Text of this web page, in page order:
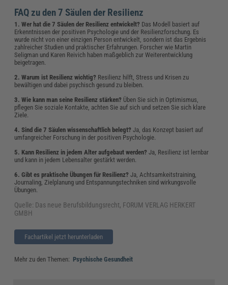
FAQ zu den 7 Säulen der Resilienz
1. Wer hat die 7 Säulen der Resilienz entwickelt? Das Modell basiert auf
Erkenntnissen der positiven Psychologie und der Resilienzforschung. Es
wurde nicht von einer einzigen Person entwickelt, sondern ist das Ergebnis
zahlreicher Studien und praktischer Erfahrungen. Forscher wie Martin
Seligman und Karen Reivich haben maßgeblich zur Weiterentwicklung
beigetragen.
2. Warum ist Resilienz wichtig? Resilienz hilft, Stress und Krisen zu
bewältigen und dabei psychisch gesund zu bleiben.
3. Wie kann man seine Resilienz stärken? Üben Sie sich in Optimismus,
pflegen Sie soziale Kontakte, achten Sie auf sich und setzen Sie sich klare
Ziele.
4. Sind die 7 Säulen wissenschaftlich belegt?Ja, das Konzept basiert auf
umfangreicher Forschung in der positiven Psychologie.
5. Kann Resilienz in jedem Alter aufgebaut werden?Ja, Resilienz ist lernbar
und kann in jedem Lebensalter gestärkt werden.
6. Gibt es praktische Übungen für Resilienz?Ja, Achtsamkeitstraining,
Journaling, Zielplanung und Entspannungstechniken sind wirkungsvolle
Übungen.
Quelle: Das neue Berufsbildungsrecht, FORUM VERLAG HERKERT
GMBH
Fachartikel jetzt herunterladen
Mehr zu den Themen: Psychische Gesundheit